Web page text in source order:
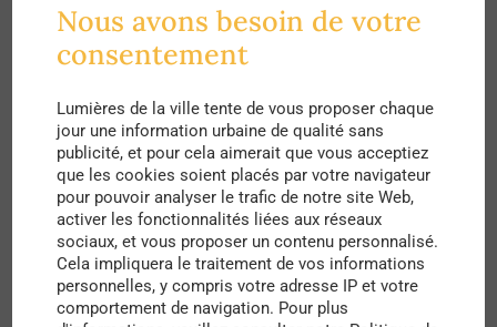
présentés comme des visages aux orifices clos,
murés dans un mutisme que même le temps ne
des lieux, vestiges d’une activité disparue, ils
restent les témoins de notre monde
contemporain.
Aujourd’hui je me promène en silence dans ces
rues rien qu’à moi, où je n’ai qu’à me servir, où tout
me tend les bras. Au début je me suis bien posé
Nous avons besoin de votre
consentement
Lumières de la ville tente de vous proposer chaque
jour une information urbaine de qualité sans
publicité, et pour cela aimerait que vous acceptiez
que les cookies soient placés par votre navigateur
pour pouvoir analyser le trafic de notre site Web,
activer les fonctionnalités liées aux réseaux
sociaux, et vous proposer un contenu personnalisé.
Cela impliquera le traitement de vos informations
personnelles, y compris votre adresse IP et votre
comportement de navigation. Pour plus